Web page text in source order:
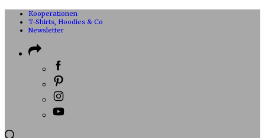
Kooperationen
T-Shirts, Hoodies & Co
Newsletter